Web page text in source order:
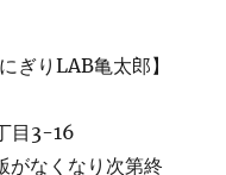
ぎりLAB亀太郎】
目3-16
がなくなり次第終